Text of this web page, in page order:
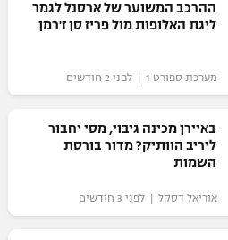
ההרכב המשוער של ארסנל לגמר
ליגת האלופות מול פריז סן ז'רמן
מערכת ספורט 1 | לפני 2 חודשים
באיירן מכינה גיבוי, מסי יחבור
ליריב הוותיק? מדור בורסת
השמות
אוריאל דסקל | לפני 3 חודשים